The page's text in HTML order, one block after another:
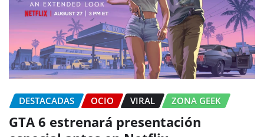
DESTACADAS OCIO VIRAL ZONA GEEK
GTA 6 estrenará presentación